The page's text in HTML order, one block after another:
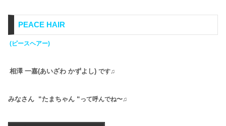
PEACE HAIR
(ピースヘアー)
相澤 一嘉(あいざわ かずよし) です♫
みなさん “たまちゃん “って呼んでね〜♫